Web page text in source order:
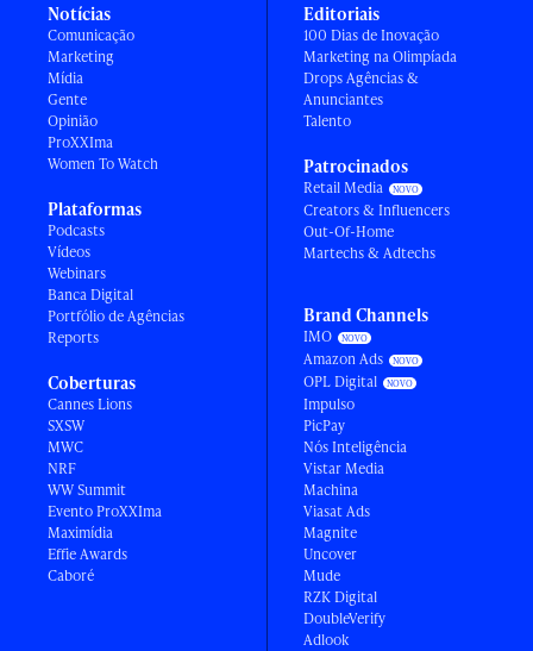
Notícias
Comunicação
Marketing
Mídia
Gente
Opinião
ProXXIma
Women To Watch
Plataformas
Podcasts
Vídeos
Webinars
Banca Digital
Portfólio de Agências
Reports
Coberturas
Cannes Lions
SXSW
MWC
NRF
WW Summit
Evento ProXXIma
Maximídia
Effie Awards
Caboré
Editoriais
100 Dias de Inovação
Marketing na Olimpíada
Drops Agências &
Anunciantes
Talento
Patrocinados
Retail Media
Creators & Influencers
Out-Of-Home
Martechs & Adtechs
Brand Channels
IMO
Amazon Ads
OPL Digital
Impulso
PicPay
Nós Inteligência
Vistar Media
Machina
Viasat Ads
Magnite
Uncover
Mude
RZK Digital
DoubleVerify
Adlook